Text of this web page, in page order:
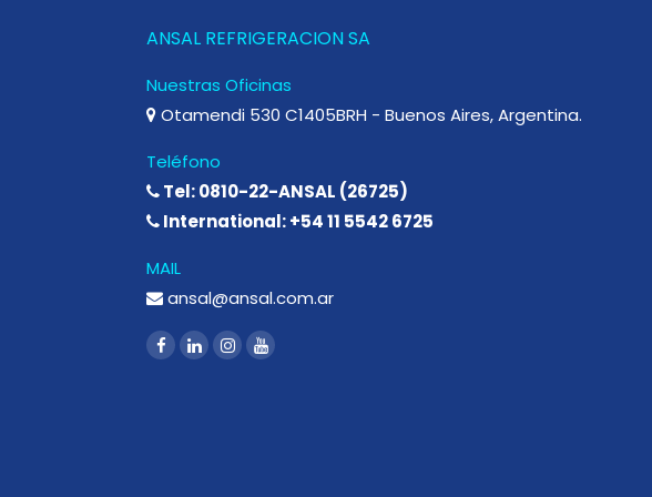
ANSAL REFRIGERACION SA
Nuestras Oficinas
Otamendi 530 C1405BRH - Buenos Aires, Argentina.
Teléfono
Tel: 0810-22-ANSAL (26725)
International: +54 11 5542 6725
MAIL
ansal@ansal.com.ar